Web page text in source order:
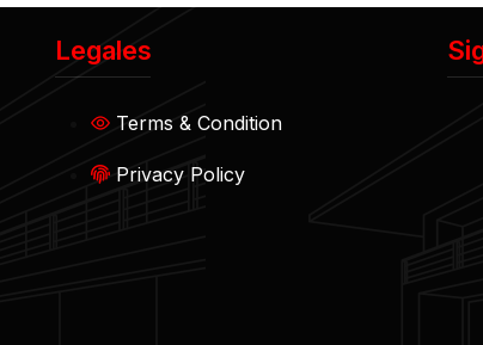
Legales
Terms & Condition
Privacy Policy